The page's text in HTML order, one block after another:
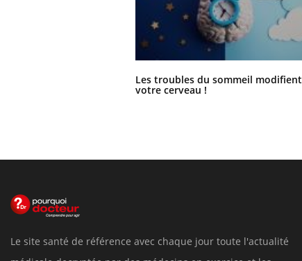
Les troubles du sommeil modifient
votre cerveau !
Le site santé de référence avec chaque jour toute l'actualité